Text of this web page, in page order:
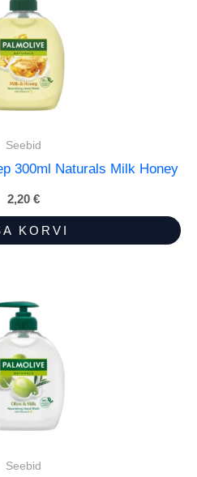
Seebid
300ml Naturals Milk Honey
2,20 €
KORVI
Seebid